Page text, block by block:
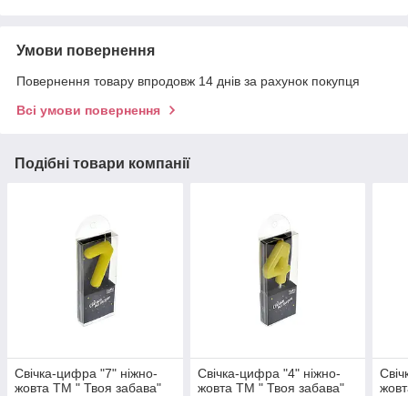
Умови повернення
Повернення товару впродовж 14 днів за рахунок покупця
Всі умови повернення
Подібні товари компанії
Свічка-цифра "7" ніжно-
жовта ТМ " Твоя забава"
Свічка-цифра "4" ніжно-
жовта ТМ " Твоя забава"